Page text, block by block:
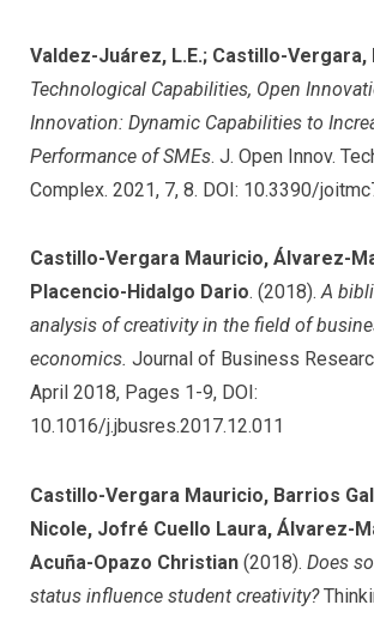
Valdez-Juárez, L.E.; Castillo-Vergara,
Technological Capabilities, Open
Innovation: Dynamic Capabilities to
Performance of SMEs. J. Open Innov.
Complex. 2021, 7, 8. DOI: 10.3390/
Castillo-Vergara Mauricio, Álvarez-
Placencio-Hidalgo Dario. (2018).A
analysis of creativity in the field of
economics. Journal of Business
April 2018, Pages 1-9, DOI:
10.1016/j.jbusres.2017.12.011
Castillo-Vergara Mauricio, Barrios
Nicole, Jofré Cuello Laura, Álvarez-
Acuña-Opazo Christian (2018). Does
status influence student creativity?